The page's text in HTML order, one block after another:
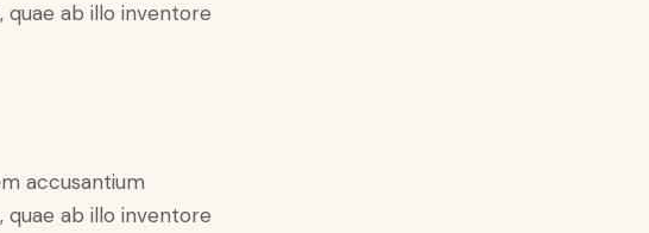
ab illo inventore
accusantium
ab illo inventore